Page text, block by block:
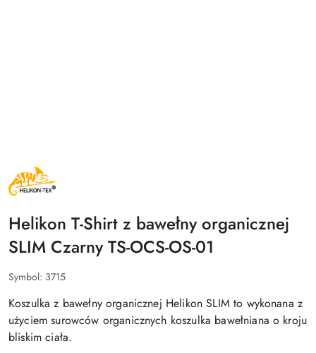
NAZWA
PRODUCENTA:
HELIKON
Helikon T-Shirt z bawełny organicznej
SLIM Czarny TS-OCS-OS-01
Symbol: 3715
Koszulka z bawełny organicznej Helikon SLIM to wykonana z
użyciem surowców organicznych koszulka bawełniana o kroju
bliskim ciała.